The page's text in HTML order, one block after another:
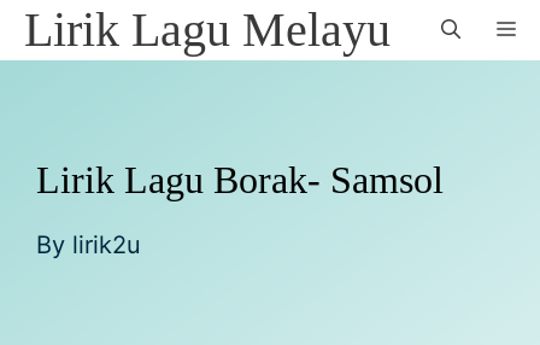
SkipLirik Lagu Melayu
Lirik Lagu Borak- Samsol
By lirik2u